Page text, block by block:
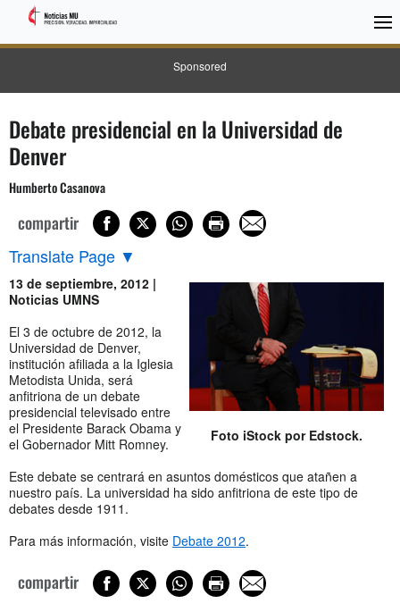
Sponsored
Debate presidencial en la Universidad de
Denver
Humberto Casanova
compartir
Translate Page ▼
Foto iStock por Edstock.
13 de septiembre, 2012 |
Noticias UMNS
El 3 de octubre de 2012, la
Universidad de Denver,
institución afiliada a la Iglesia
Metodista Unida, será
anfitriona de un debate
presidencial televisado entre
el Presidente Barack Obama y
el Gobernador Mitt Romney.
Este debate se centrará en asuntos domésticos que atañen a
nuestro país. La universidad ha sido anfitriona de este tipo de
debates desde 1911.
Para más información, visite Debate 2012.
compartir